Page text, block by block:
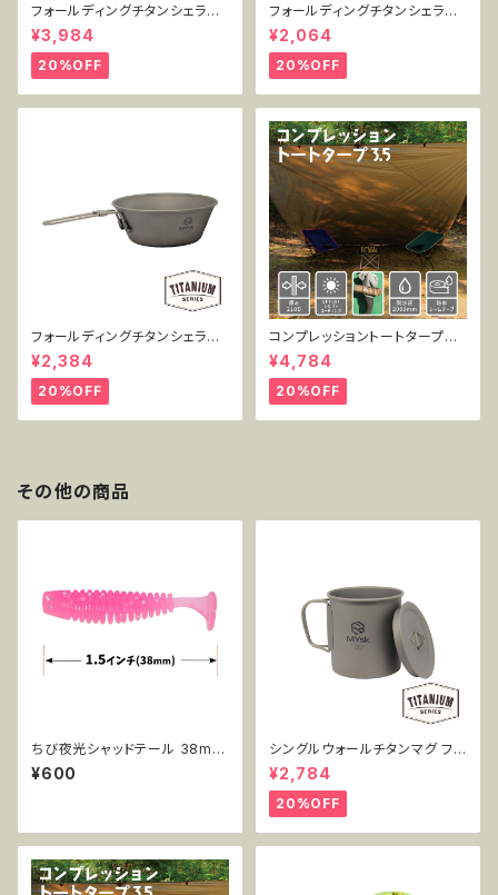
フォールディングチタンシェラカ
ップ 300+450mlセット MT-F
SC2PC
¥3,984
20%OFF
フォールディングチタンシェラカ
ップ 300ml単品 MT-FSC300
¥2,064
20%OFF
フォールディングチタンシェラカ
ップ 450ml単品 MT-FSC450
¥2,384
20%OFF
コンプレッショントートタープ3.
5 TT-CT-005
¥4,784
20%OFF
その他の商品
ちび夜光シャッドテール 38mm
0385g 15pcs AR72
¥600
シングルウォールチタンマグ フタ
付き 450ml MT-SWM450W
L
¥2,784
20%OFF